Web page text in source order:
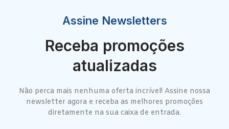
Assine Newsletters
Receba promoções
atualizadas
Não perca mais nenhuma oferta incrível! Assine nossa
newsletter agora e receba as melhores promoções
diretamente na sua caixa de entrada.